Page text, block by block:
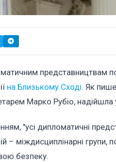
представництвам по
на Близькому Сході. Як пише
Марко Рубіо, надійшла
"усі дипломатичні
– міждисциплінарні групи,
безпеку.